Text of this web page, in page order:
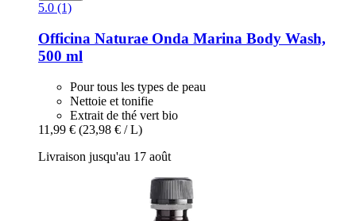
5.0 (1)
Officina Naturae Onda Marina Body Wash,
500 ml
Pour tous les types de peau
Nettoie et tonifie
Extrait de thé vert bio
11,99 € (23,98 € / L)
Livraison jusqu'au 17 août